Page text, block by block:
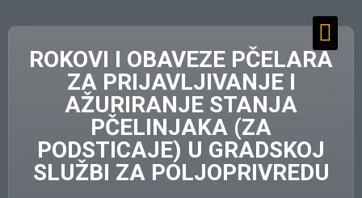
ROKOVI I OBAVEZE PČELARA
ZA PRIJAVLJIVANJE I
AŽURIRANJE STANJA
PČELINJAKA (ZA
PODSTICAJE) U GRADSKOJ
SLUŽBI ZA POLJOPRIVREDU